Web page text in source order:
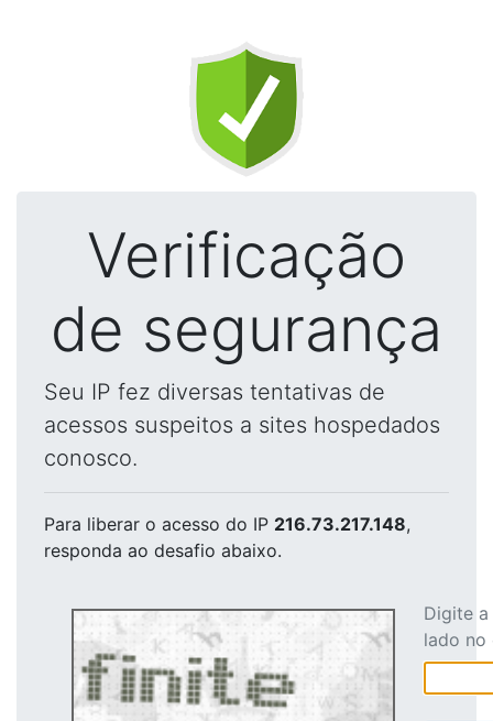
Verificação
de segurança
Seu IP fez diversas tentativas de
acessos suspeitos a sites hospedados
conosco.
Para liberar o acesso do IP 216.73.217.148,
responda ao desafio abaixo.
Digite
lado no